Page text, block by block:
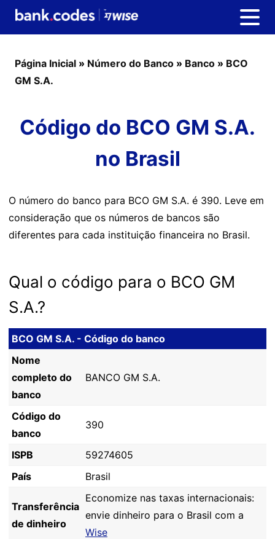
Página Inicial » Número do Banco » Banco » BCO
GM S.A.
Código do BCO GM S.A.
no Brasil
O número do banco para BCO GM S.A. é 390. Leve em
consideração que os números de bancos são
diferentes para cada instituição financeira no Brasil.
Qual o código para o BCO GM
S.A.?
BCO GM S.A. - Código do banco
Nome
completo do
banco
BANCO GM S.A.
Código do
banco
390
ISPB
59274605
País
Brasil
Transferência
de dinheiro
Economize nas taxas internacionais:
envie dinheiro para o Brasil com a
Wise